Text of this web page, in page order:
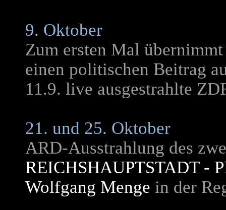
9. Oktober
Zum ersten Mal
einen politischen Beitrag
11.9. live ausgestrahlte
21. und 25. Oktober
ARD-Ausstrahlung des
REICHSHAUPTSTADT -
Wolfgang Menge in der